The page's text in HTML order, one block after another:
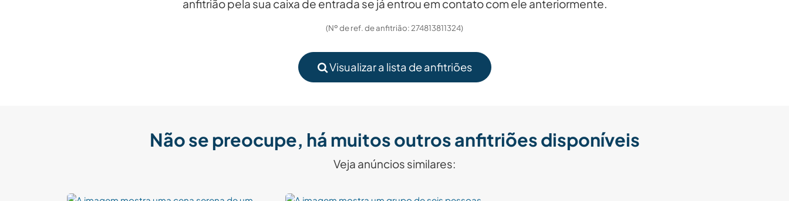
anfitrião pela sua caixa de entrada se já entrou em contato com ele anteriormente.
(Nº de ref. de anfitrião: 274813811324)
Visualizar a lista de anfitriões
Não se preocupe, há muitos outros anfitriões disponíveis
Veja anúncios similares: